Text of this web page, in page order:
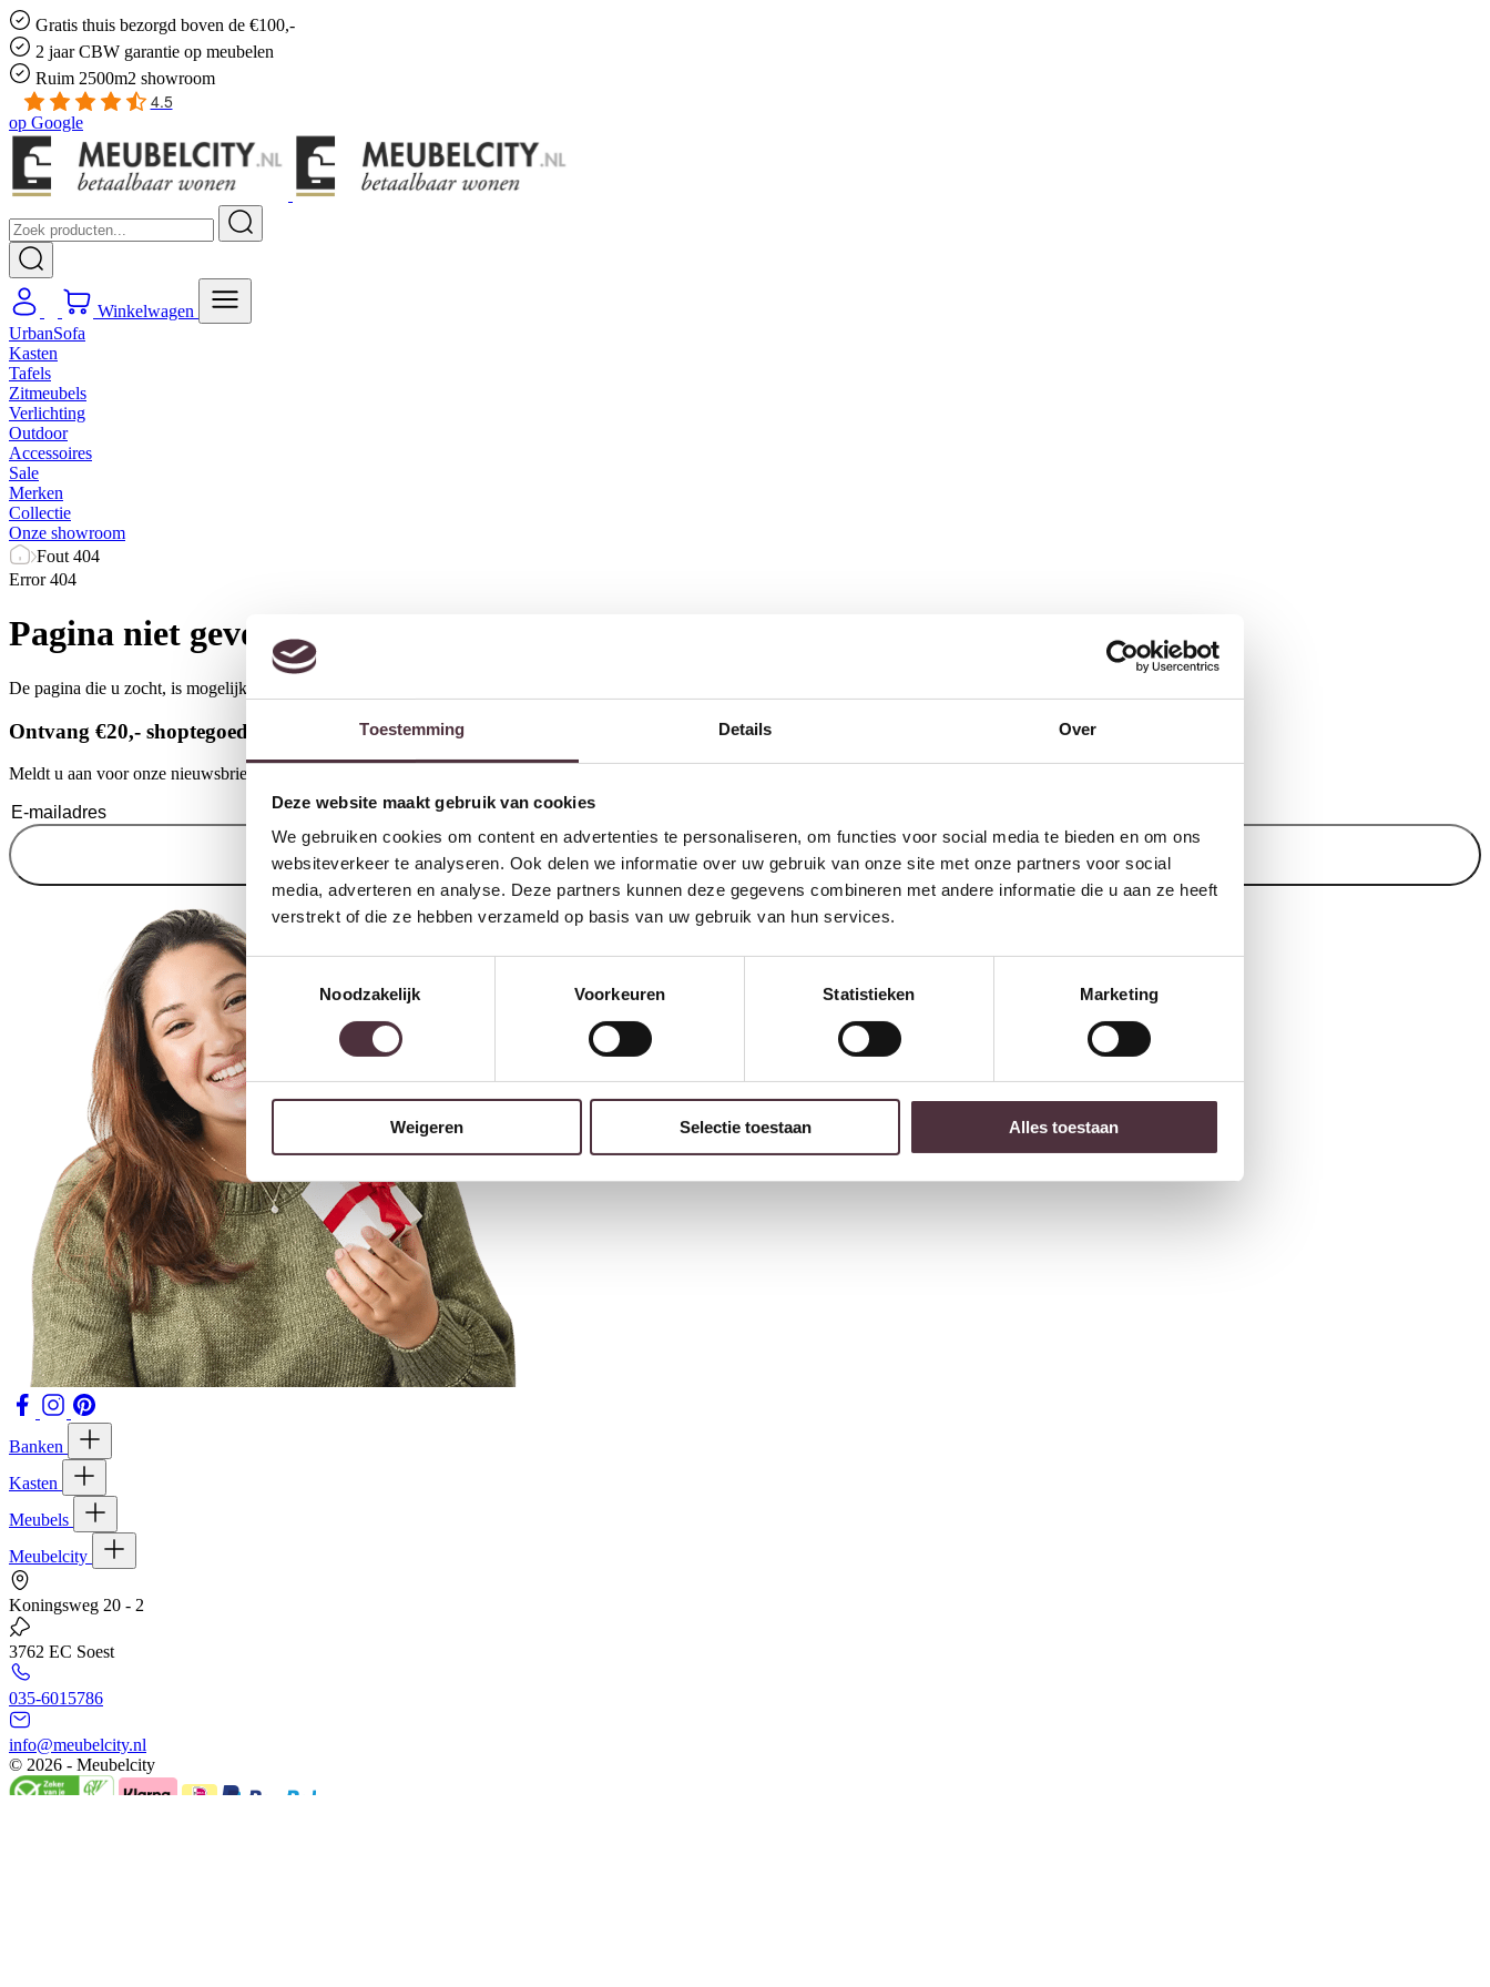
Toestemming Details Over
Deze website maakt gebruik van cookies
We gebruiken cookies om content en advertenties te personaliseren, om functies voor social media te bieden en om ons
websiteverkeer te analyseren. Ook delen we informatie over uw gebruik van onze site met onze partners voor social
media, adverteren en analyse. Deze partners kunnen deze gegevens combineren met andere informatie die u aan ze heeft
verstrekt of die ze hebben verzameld op basis van uw gebruik van hun services.
Toestemmingsselectie
Noodzakelijk
Voorkeuren Statistieken Marketing
Weigeren Selectie toestaan Alles toestaan
Gratis thuis bezorgd boven de €100,-
2 jaar CBW garantie op meubelen
Ruim 2500m2 showroom
4.5
op Google
Winkelwagen
UrbanSofa
Kasten
Tafels
Zitmeubels
Verlichting
Outdoor
Accessoires
Sale
Merken
Collectie
Onze showroom
Fout 404
Error 404
Pagina niet gevonden...
De pagina die u zocht, is mogelijk verwijderd of bestaat niet meer. Heb je het idee dat dit niet klopt? Neem
Ontvang €20,- shoptegoed
Meldt u aan voor onze nieuwsbrief en ontvang €20,- shoptegoed voor uw volgende bestelling van minimaal €200,- (niet geldig op afgeprijsde items).
Banken
Kasten
Meubels
Meubelcity
Koningsweg 20 - 2
3762 EC Soest
035-6015786
info@meubelcity.nl
© 2026 - Meubelcity